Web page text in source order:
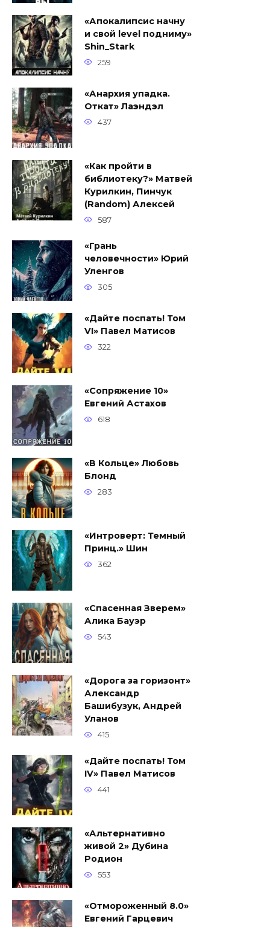
«Апокалипсис начну
и свой level подниму»
Shin_Stark
259
«Анархия упадка.
Откат» Лаэндэл
437
«Как пройти в
библиотеку?» Матвей
Курилкин, Пинчук
(Random) Алексей
587
«Грань
человечности» Юрий
Уленгов
305
«Дайте поспать! Том
VI» Павел Матисов
322
«Сопряжение 10»
Евгений Астахов
618
«В Кольце» Любовь
Блонд
283
«Интроверт: Темный
Принц.» Шин
362
«Спасенная Зверем»
Алика Бауэр
543
«Дорога за горизонт»
Александр
Башибузук, Андрей
Уланов
415
«Дайте поспать! Том
IV» Павел Матисов
441
«Альтернативно
живой 2» Дубина
Родион
553
«Отмороженный 8.0»
Евгений Гарцевич